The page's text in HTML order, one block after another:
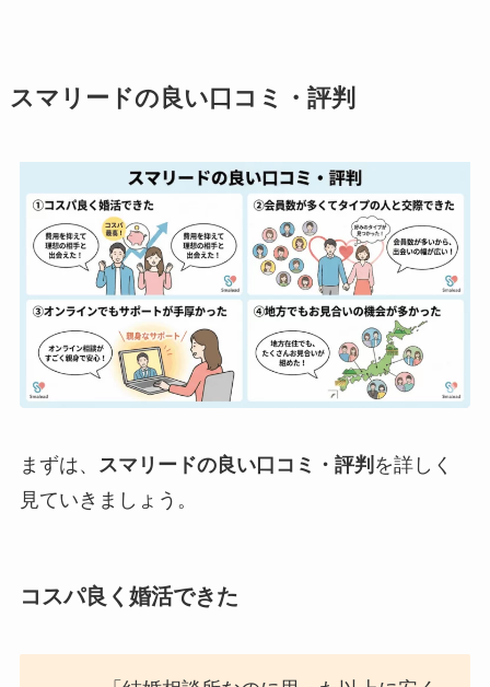
スマリードの良い口コミ・評判
まずは、 スマリードの良い口コミ・評判 を詳しく
見ていきましょう。
コスパ良く婚活できた